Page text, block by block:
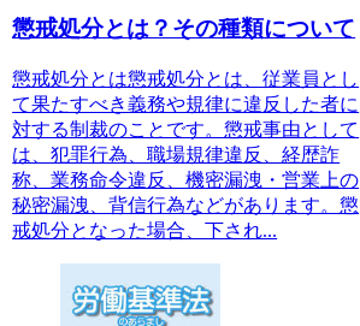
懲戒処分とは？その種類について
懲戒処分とは懲戒処分とは、従業員とし
て果たすべき義務や規律に違反した者に
対する制裁のことです。懲戒事由として
は、犯罪行為、職場規律違反、経歴詐
称、業務命令違反、機密漏洩・営業上の
秘密漏洩、背信行為などがあります。懲
戒処分となった場合、下され...